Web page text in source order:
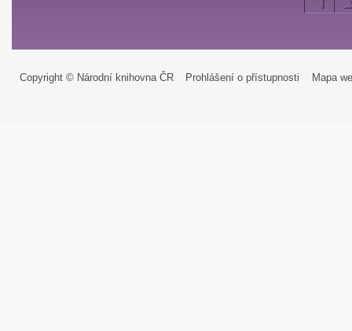
Copyright © Národní knihovna ČR Prohlášení o přístupnosti Mapa